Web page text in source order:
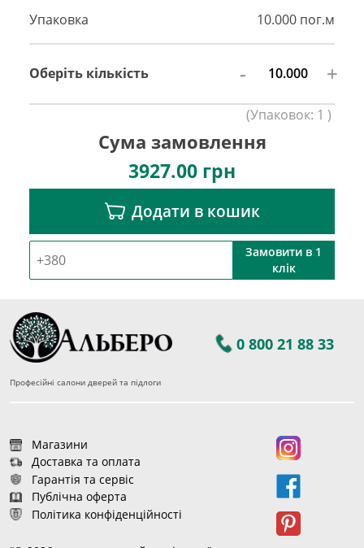
Упаковка
10.000 пог.м
Оберіть кількість - +
(Упаковок: 1 )
Сума замовлення
3927.00 грн
Додати в кошик
Замовити в 1
клік
0 800 21 88 33
Професійні салони дверей та підлоги
Магазини
Доставка та оплата
Гарантія та сервіс
Публічна оферта
Політика конфіденційності